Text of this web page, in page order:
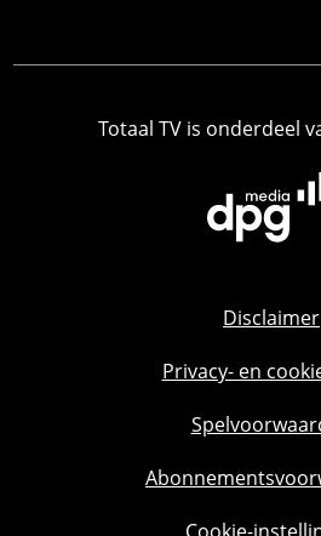
Totaal TV is onderdeel
Disclaimer
Privacy- en
Cookie-